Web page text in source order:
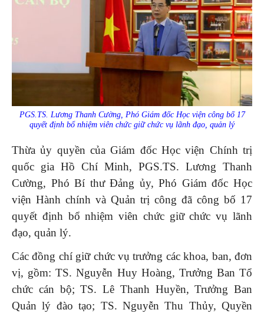
PGS.TS. Lương Thanh Cường, Phó Giám đốc Học viện công bố 17
quyết định bổ nhiệm viên chức giữ chức vụ lãnh đạo, quản lý
Thừa ủy quyền của Giám đốc Học viện Chính trị
quốc gia Hồ Chí Minh, PGS.TS. Lương Thanh
Cường, Phó Bí thư Đảng ủy, Phó Giám đốc Học
viện Hành chính và Quản trị công đã công bố 17
quyết định bổ nhiệm viên chức giữ chức vụ lãnh
đạo, quản lý.
Các đồng chí giữ chức vụ trưởng các khoa, ban, đơn
vị, gồm: TS. Nguyễn Huy Hoàng, Trưởng Ban Tổ
chức cán bộ; TS. Lê Thanh Huyền, Trưởng Ban
Quản lý đào tạo; TS. Nguyễn Thu Thủy, Quyền